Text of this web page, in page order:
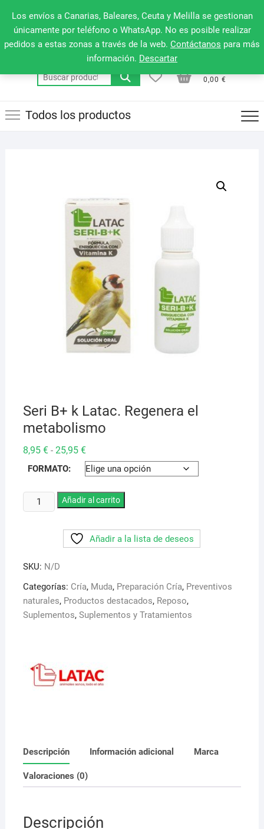
Los envíos a Canarias, Baleares, Ceuta y Melilla se gestionan
únicamente por teléfono o WhatsApp. No es posible realizar
pedidos a estas zonas a través de la web. Contáctanos para más
información. Descartar
contenido
660 079 911
de
la
Buscar
por:
0,00 €
Todos los productos
Seri B+ k Latac. Regenera el
metabolismo
8,95 € - 25,95 €Rango
precios:
desde
hasta
25,95 €
FORMATO:
Seri
B+
el
metabolismo
cantidad
Añadir al carrito
Añadir a la lista de deseos
SKU: N/D
Categorías: Cría, Muda, Preparación Cría, Preventivos
naturales, Productos destacados, Reposo,
Suplementos, Suplementos y Tratamientos
Descripción Información adicional Marca
Valoraciones (0)
Descripción